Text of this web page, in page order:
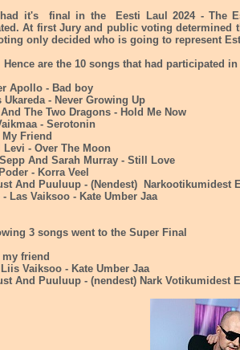
had it's final in the Eesti Laul 2024 - The
At first Jury and public voting determined
only decided who is going to represent
Apollo - Bad boy
Ukareda - Never Growing Up
The Two Dragons - Hold Me Now
- Serotonin
Friend
Levi - Over The Moon
And Sarah Murray - Still Love
- Korra Veel
And Puuluup - (Nendest) Narkootikumidest
- Las Vaiksoo - Kate Umber Jaa
3 songs went to the Super Final
friend
Vaiksoo - Kate Umber Jaa
And Puuluup - (nendest) Nark Votikumidest